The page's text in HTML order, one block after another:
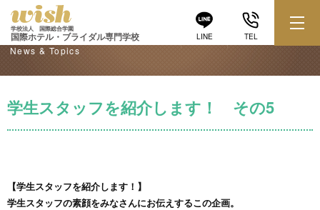
LINE TEL
学校法人 国際総合学園
国際ホテル・ブライダル専門学校
学校からのお知らせ
News & Topics
学生スタッフを紹介します！ その5
【学生スタッフを紹介します！】
学生スタッフの素顔をみなさんにお伝えするこの企画。